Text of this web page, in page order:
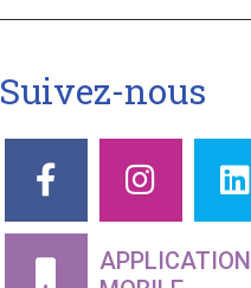
Suivez-nous
APPLICATION